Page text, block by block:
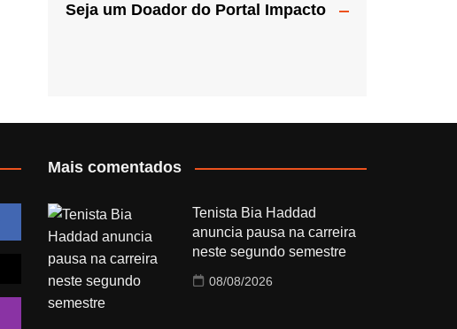
Seja um Doador do Portal Impacto
Mais comentados
Tenista Bia Haddad
anuncia pausa na carreira
neste segundo semestre
08/08/2026